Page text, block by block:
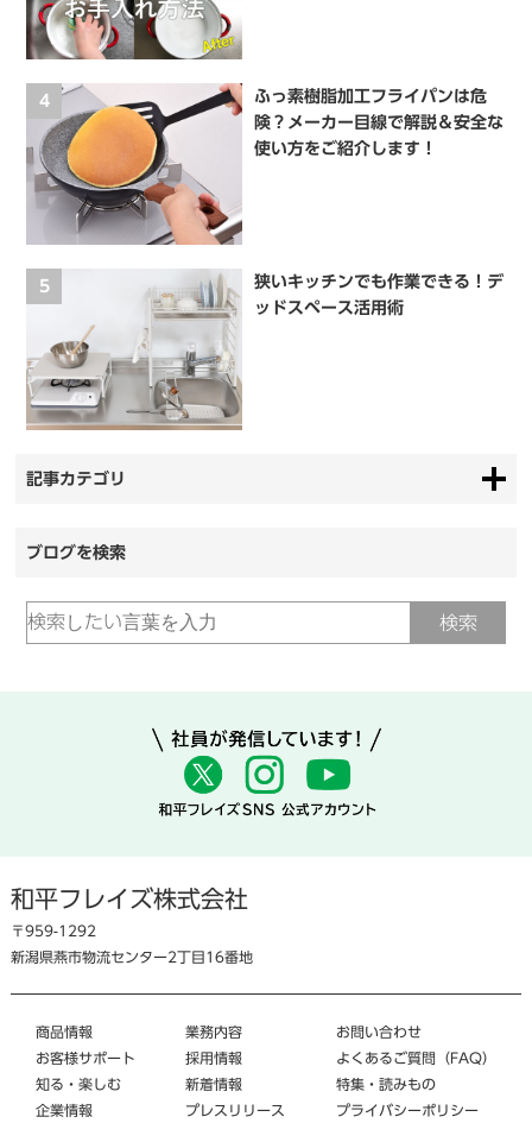
4
ふっ素樹脂加工フライパンは危
険？メーカー目線で解説＆安全な
使い方をご紹介します！
5
狭いキッチンでも作業できる！デ
ッドスペース活用術
記事カテゴリ
ブログを検索
和平フレイズ株式会社
〒959-1292
新潟県燕市物流センター2丁目16番地
商品情報
お客様サポート
知る・楽しむ
企業情報
業務内容
採用情報
新着情報
プレスリリース
お問い合わせ
よくあるご質問（FAQ）
特集・読みもの
プライバシーポリシー